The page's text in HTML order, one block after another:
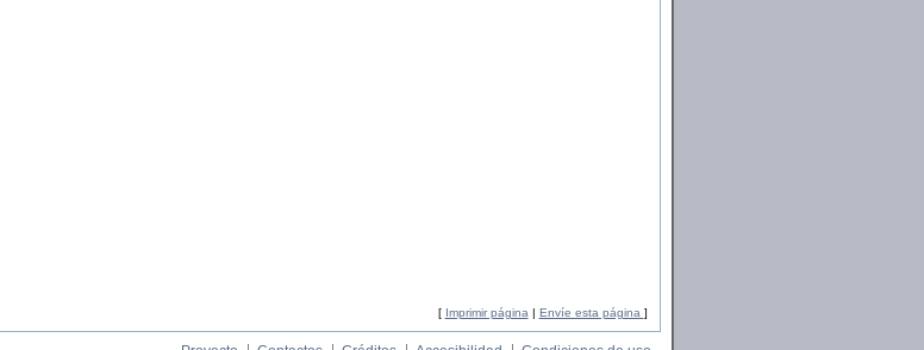
[ Imprimir página| Envíe esta página ]